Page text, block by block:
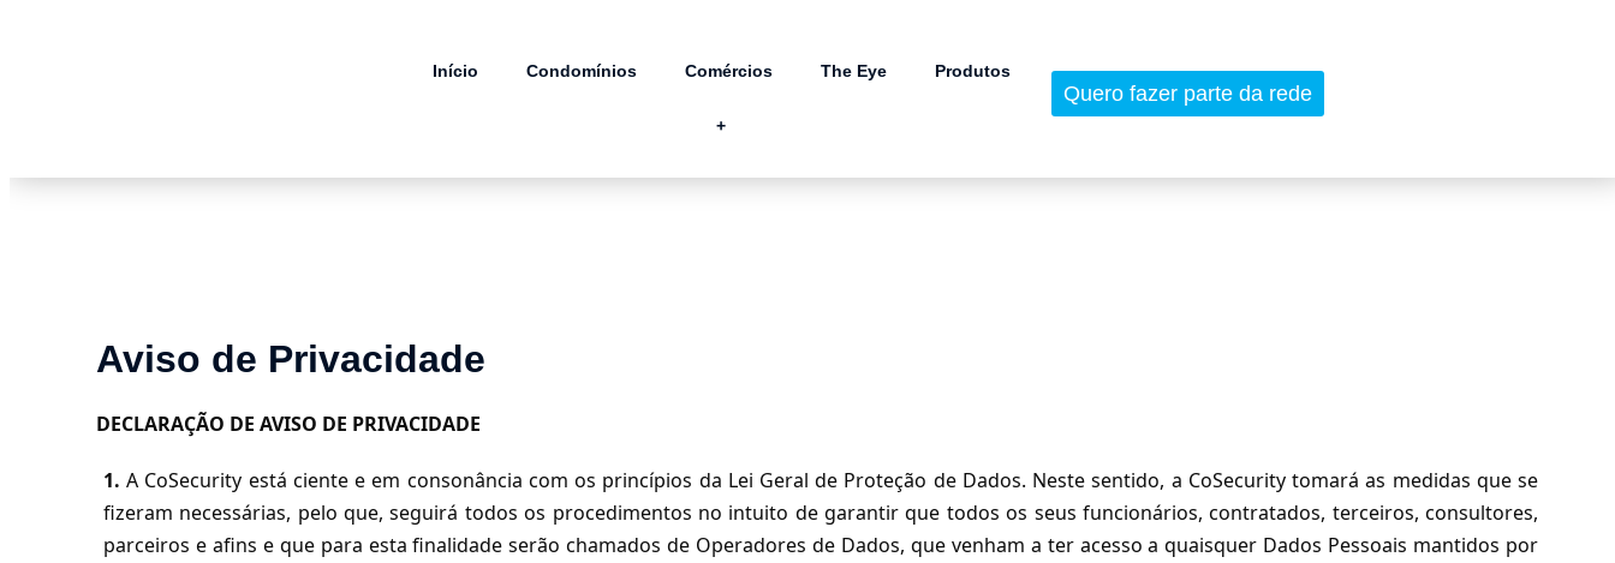
Início Condomínios Comércios The Eye Produtos
‎‎‎‎‎‎‎+
Quero fazer parte da rede
Aviso de Privacidade
DECLARAÇÃO DE AVISO DE PRIVACIDADE
1.A CoSecurity está ciente e em consonância com os princípios da Lei Geral de Proteção de Dados. Neste sentido, a CoSecurity tomará as medidas que se
fizeram necessárias, pelo que, seguirá todos os procedimentos no intuito de garantir que todos os seus funcionários, contratados, terceiros, consultores,
parceiros e afins e que para esta finalidade serão chamados de Operadores de Dados, que venham a ter acesso a quaisquer Dados Pessoais mantidos por